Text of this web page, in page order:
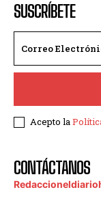
SUSCRÍBETE
Acepto la
CONTÁCTANOS